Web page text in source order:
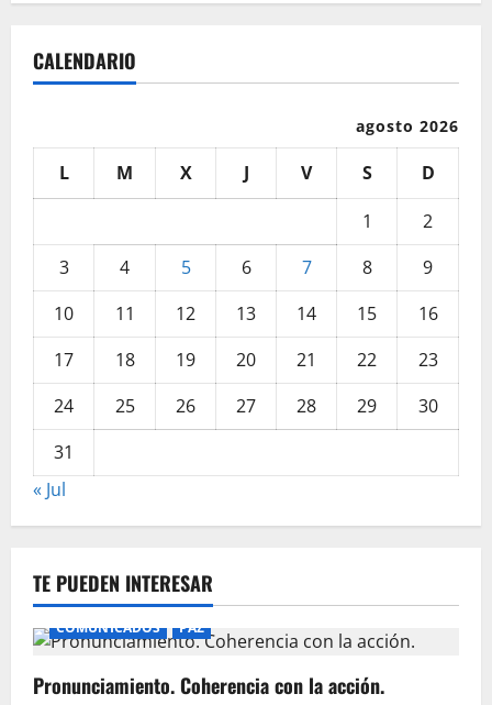
CALENDARIO
agosto 2026
L M X J V S
D
1
2
3
4 5 6 7 8
9
10
11 12 13 14 15
16
17
18 19 20 21 22
23
24
25 26 27 28 29
30
31
« Jul
TE PUEDEN INTERESAR
COMUNICADOS PAZ
Pronunciamiento. Coherencia con la acción.